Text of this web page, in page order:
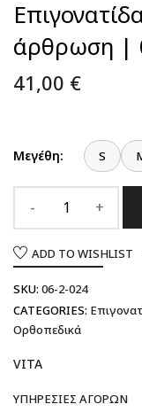
άρθρωση |
41,00 €
Μεγέθη: S
ADD TO WISHLIST
SKU: 06-2-024
CATEGORIES:
Ορθοπεδικά
VITA
ΥΠΗΡΕΣΊΕΣ ΑΓΟΡΏΝ